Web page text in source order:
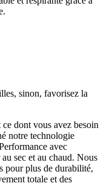
sinon, favorisez la
dont vous avez besoin
notre technologie
avec
sec et au chaud. Nous
pour plus de durabilité,
totale et des